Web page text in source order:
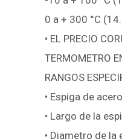
0 a + 300 °C
• EL PRECIO
TERMOMETRO
RANGOS
• Espiga de
• Largo de la
• Diametro de la